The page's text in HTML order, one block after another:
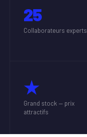
25
Collaborateurs experts
★
Grand stock — prix
attractifs